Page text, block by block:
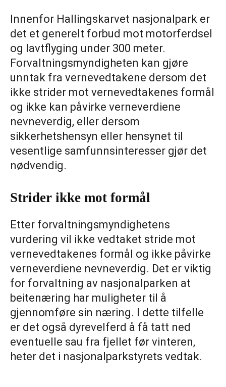
Innenfor Hallingskarvet nasjonalpark er
det et generelt forbud mot motorferdsel
og lavtflyging under 300 meter.
Forvaltningsmyndigheten kan gjøre
unntak fra vernevedtakene dersom det
ikke strider mot vernevedtakenes formål
og ikke kan påvirke verneverdiene
nevneverdig, eller dersom
sikkerhetshensyn eller hensynet til
vesentlige samfunnsinteresser gjør det
nødvendig.
Strider ikke mot formål
Etter forvaltningsmyndighetens
vurdering vil ikke vedtaket stride mot
vernevedtakenes formål og ikke påvirke
verneverdiene nevneverdig. Det er viktig
for forvaltning av nasjonalparken at
beitenæring har muligheter til å
gjennomføre sin næring. I dette tilfelle
er det også dyrevelferd å få tatt ned
eventuelle sau fra fjellet før vinteren,
heter det i nasjonalparkstyrets vedtak.